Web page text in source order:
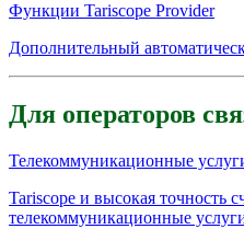
Функции Tariscope Provider
Дополнительный
Для операторов
Телекоммуникационные
Tariscope и высокая точность
телекоммуникационные